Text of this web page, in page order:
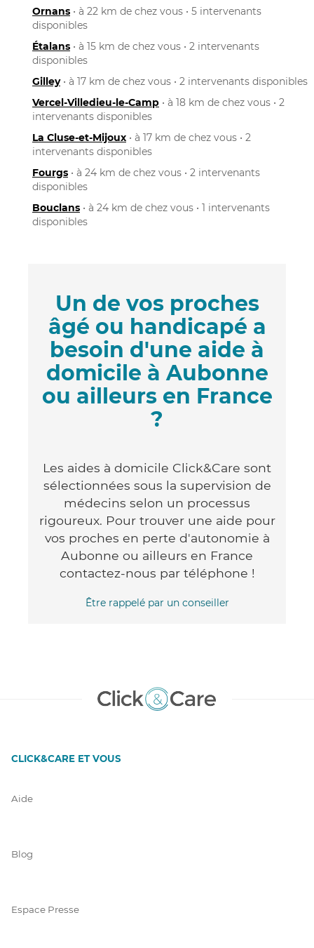
Ornans • à 22 km de chez vous • 5 intervenants
disponibles
Étalans • à 15 km de chez vous • 2 intervenants
disponibles
Gilley• à 17 km de chez vous • 2 intervenants disponibles
Vercel-Villedieu-le-Camp • à 18 km de chez vous • 2
intervenants disponibles
La Cluse-et-Mijoux • à 17 km de chez vous • 2
intervenants disponibles
Fourgs • à 24 km de chez vous • 2 intervenants
disponibles
Bouclans • à 24 km de chez vous • 1 intervenants
disponibles
Un de vos proches
âgé ou handicapé a
besoin d'une aide à
domicile à Aubonne
ou ailleurs en France
?
Les aides à domicile Click&Care sont
sélectionnées sous la supervision de
médecins selon un processus
rigoureux. Pour trouver une aide pour
vos proches en perte d'autonomie à
Aubonne ou ailleurs en France
contactez-nous par téléphone !
Être rappelé par un conseiller
CLICK&CARE ET VOUS
Aide
Blog
Espace Presse